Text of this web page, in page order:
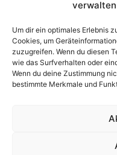
verwalten
Um dir ein optimales Erlebnis
Cookies, um
zuzugreifen. Wenn du diesen
wie das Surfverhalten oder
Wenn du deine Zustimmung
bestimmte Merkmale und
Link. Wenn Du auf der
Aufschlag – und
verdiene ich an
Klicks/Tipps auf
Amazon verlinkt sind.